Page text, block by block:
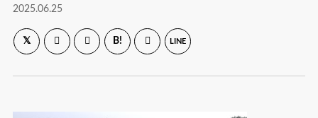
2025.06.25
B! LINE